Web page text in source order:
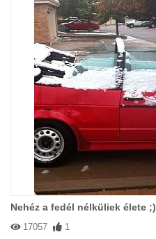
Nehéz a fedél nélküliek élete ;)
17057 1